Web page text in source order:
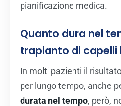
pianificazione medica.
Quanto dura nel
trapianto di capelli
In molti pazienti il
per lungo tempo, anche
durata nel tempo, però,